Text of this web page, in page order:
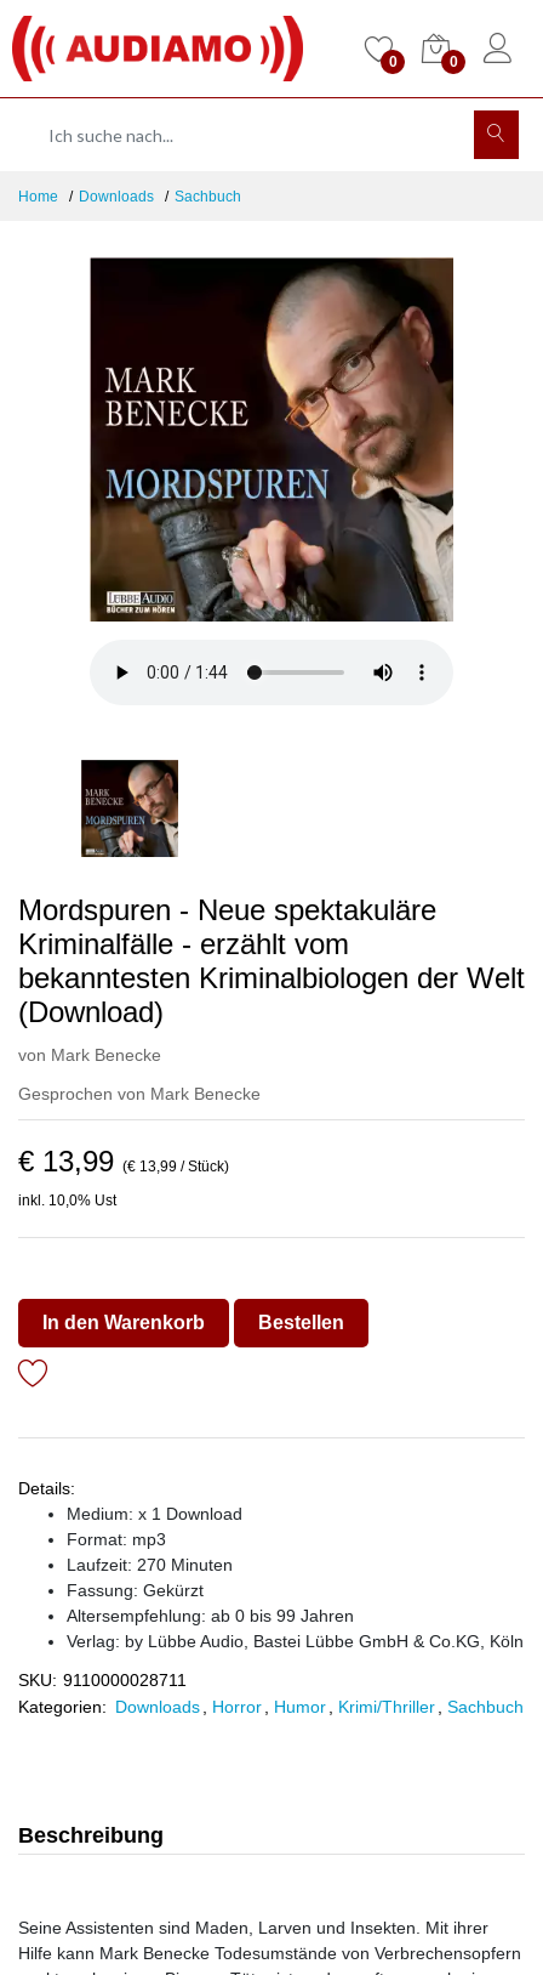
0 0
Home Downloads Sachbuch
Mordspuren - Neue spektakuläre
Kriminalfälle - erzählt vom
bekanntesten Kriminalbiologen der Welt
(Download)
von Mark Benecke
Gesprochen von Mark Benecke
€ 13,99 (€ 13,99 / Stück)
inkl. 10,0% Ust
In den Warenkorb Bestellen
Details:
Medium: x 1 Download
Format: mp3
Laufzeit: 270 Minuten
Fassung: Gekürzt
Altersempfehlung: ab 0 bis 99 Jahren
Verlag: by Lübbe Audio, Bastei Lübbe GmbH & Co.KG, Köln
SKU: 9110000028711
Kategorien: Downloads Horror Humor Krimi/Thriller Sachbuch
Beschreibung
Seine Assistenten sind Maden, Larven und Insekten. Mit ihrer
Hilfe kann Mark Benecke Todesumstände von Verbrechensopfern